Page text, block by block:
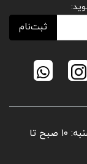
ثبت‌نام
📌 ساعات کاری بخش فروش: شنبه تا پنجشنبه: ۱۰ صبح تا